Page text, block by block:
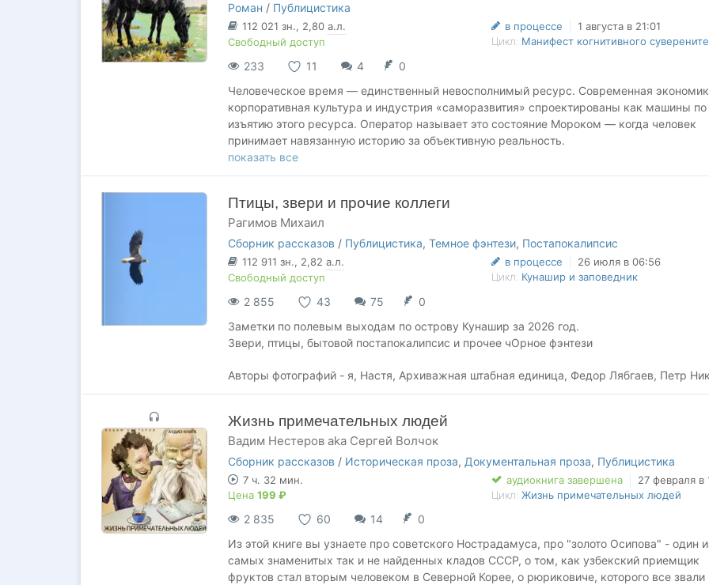
Роман / Публицистика
112 021 зн., 2,80 а.л.
Свободный доступ
в процессе
1 августа в 21:01
Цикл: Манифест когнитивного
233 11 4
0
Человеческое время — единственный невосполнимый ресурс. Современная
корпоративная культура и индустрия «саморазвития» спроектированы как машины по
изъятию этого ресурса. Оператор называет это состояние Мороком — когда человек
принимает навязанную историю за объективную реальность.
Большинство людей находятся внутри Морока и не видят его границ. Они верят, что
пути к самостоятельности. На деле — способы более эффективной утилизации их
Выход возможен. Не через бунт, не через революцию, не через очередной «успешный
успех». А через холодное осознание и набор протоколов, которые Оператор именует
Клинком Суверенитета.
показать все
Птицы, звери и прочие коллеги
Рагимов Михаил
Сборник рассказов / Публицистика, Темное фэнтези, Постапокалипсис
112 911 зн., 2,82 а.л.
Свободный доступ
в процессе
26 июля в 06:56
Цикл: Кунашир и заповедник
2 855 43 75
0
Заметки по полевым выходам по острову Кунашир за 2026 год.
Звери, птицы, бытовой постапокалипсис и прочее чОрное фэнтези
Авторы фотографий - я, Настя, Архиважная штабная единица, Федор Лябгаев, Петр
Жизнь примечательных людей
Вадим Нестеров aka Сергей Волчок
Сборник рассказов / Историческая проза, Документальная проза, Публицистика
7 ч. 32 мин.
Цена 199 ₽
аудиокнига завершена
27 февраля в
Цикл: Жизнь примечательных людей
2 835 60 14
0
Из этой книге вы узнаете про советского Нострадамуса, про "золото Осипова" - один
самых знаменитых так и не найденных кладов СССР, о том, как узбекский приемщик
фруктов стал вторым человеком в Северной Корее, о рюриковиче, которого все звали